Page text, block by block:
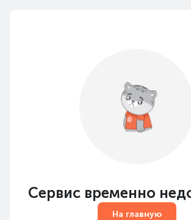
Сервис временно
На главную